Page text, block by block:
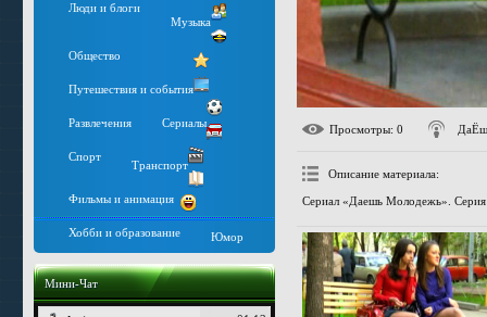
Люди и блоги
Музыка
Общество
Путешествия и события
Развлечения Сериалы
Спорт
Транспорт
Фильмы и анимация
Хобби и образование Юмор
Мини-Чат
Просмотры: 0
Описание материала:
Сериал «Даешь Молодежь».